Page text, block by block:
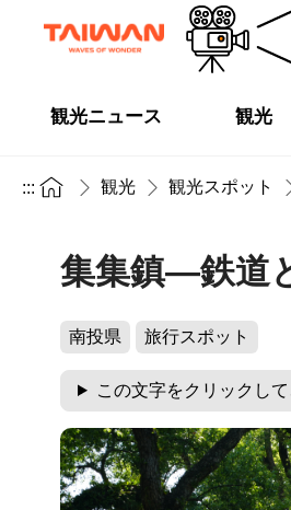
観光ニュース 観光
::: 観光 観光スポット
集集鎮―鉄道
南投県 旅行スポット
この文字をクリックし